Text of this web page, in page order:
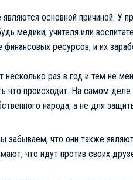
основной причиной. У
медики, учителя или
ресурсов, и их
раз в год и тем не
что происходит. На самом
народа, а не для
забываем, что они также
что идут против своих